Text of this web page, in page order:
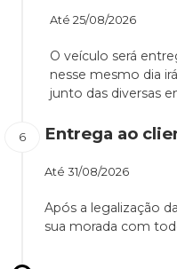
Até 25/08/2026
O veículo será
nesse mesmo dia
junto das diversas
Entrega ao
Até 31/08/2026
Após a legalização
sua morada com